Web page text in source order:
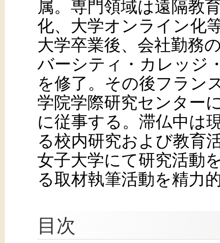
属。専門領域は遠隔教
化、大学オンライン化
大学卒業後、会社勤務
バーシティ・カレッジ
を修了。その後フラン
学院学際研究センター
に従事する。滞仏中は
る校内研究および教育
女子大学にて研究活動
る取材執筆活動を精力
目次